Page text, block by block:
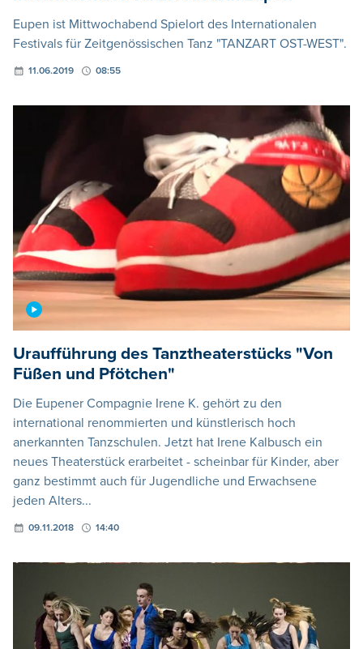
Eupen ist Mittwochabend Spielort des Internationalen
Festivals für Zeitgenössischen Tanz "TANZART OST-WEST".
11.06.2019 08:55
Uraufführung des Tanztheaterstücks "Von
Füßen und Pfötchen"
Die Eupener Compagnie Irene K. gehört zu den
international renommierten und künstlerisch hoch
anerkannten Tanzschulen. Jetzt hat Irene Kalbusch ein
neues Theaterstück erarbeitet - scheinbar für Kinder, aber
ganz bestimmt auch für Jugendliche und Erwachsene
jeden Alters...
09.11.2018 14:40